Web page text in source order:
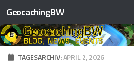
Zum Inhalt springen
GeocachingBW
TAGESARCHIV:APRIL 2, 2026